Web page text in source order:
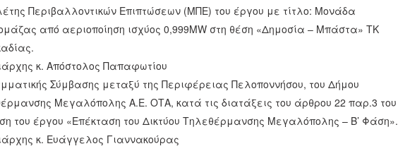
Περιβαλλοντικών Επιπτώσεων (ΜΠΕ) του έργου με τίτλο: Μονάδα
από αεριοποίηση ισχύος 0,999MW στη θέση «Δημοσία – Μπάστα» ΤΚ
κ. Απόστολος Παπαφωτίου
Σύμβασης μεταξύ της Περιφέρειας Πελοποννήσου, του Δήμου
Μεγαλόπολης Α.Ε. ΟΤΑ, κατά τις διατάξεις του άρθρου 22 παρ.3 του
του έργου «Επέκταση του Δικτύου Τηλεθέρμανσης Μεγαλόπολης – Β’ Φάση».
κ. Ευάγγελος Γιαννακούρας